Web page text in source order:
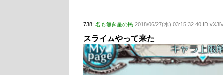
738: 名も無き星の民 2018/06/27(水) 03:15:32.40
スライムやって来た